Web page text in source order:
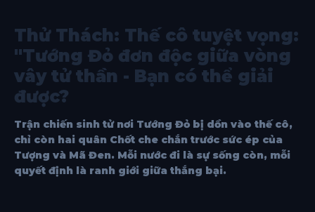
Thử Thách: Thế cô tuyệt vọng:
"Tướng Đỏ đơn độc giữa vòng
vây tử thần - Bạn có thể giải
được?
Trận chiến sinh tử nơi Tướng Đỏ bị dồn vào thế cô,
chỉ còn hai quân Chốt che chắn trước sức ép của
Tượng và Mã Đen. Mỗi nước đi là sự sống còn, mỗi
quyết định là ranh giới giữa thắng bại.